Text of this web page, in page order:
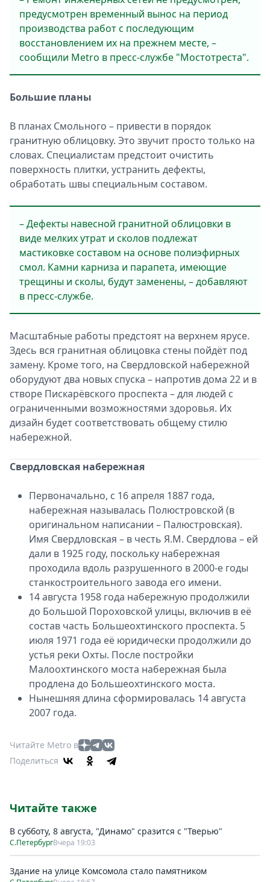
предусмотрен временный вынос на период
производства работ с последующим
восстановлением их на прежнем месте, –
сообщили Metro в пресс-службе "Мостотреста".
Большие планы
В планах Смольного – привести в порядок
гранитную облицовку. Это звучит просто только на
словах. Специалистам предстоит очистить
поверхность плитки, устранить дефекты,
обработать швы специальным составом.
– Дефекты навесной гранитной облицовки в
виде мелких утрат и сколов подлежат
мастиковке составом на основе полиэфирных
смол. Камни карниза и парапета, имеющие
трещины и сколы, будут заменены, – добавляют
в пресс-службе.
Масштабные работы предстоят на верхнем ярусе.
Здесь вся гранитная облицовка стены пойдёт под
замену. Кроме того, на Свердловской набережной
оборудуют два новых спуска – напротив дома 22 и в
створе Пискарёвского проспекта – для людей с
ограниченными возможностями здоровья. Их
дизайн будет соответствовать общему стилю
набережной.
Свердловская набережная
Первоначально, с 16 апреля 1887 года,
набережная называлась Полюстровской (в
оригинальном написании – Палюстровская).
Имя Свердловская – в честь Я.М. Свердлова – ей
дали в 1925 году, поскольку набережная
проходила вдоль разрушенного в 2000-е годы
станкостроительного завода его имени.
14 августа 1958 года набережную продолжили
до Большой Пороховской улицы, включив в её
состав часть Большеохтинского проспекта. 5
июля 1971 года её юридически продолжили до
устья реки Охты. После постройки
Малоохтинского моста набережная была
продлена до Большеохтинского моста.
Нынешняя длина сформировалась 14 августа
2007 года.
Читайте Metro в
Поделиться
Читайте также
В субботу, 8 августа, "Динамо" сразится с "Тверью"
С.ПетербургВчера 19:03
Здание на улице Комсомола стало памятником